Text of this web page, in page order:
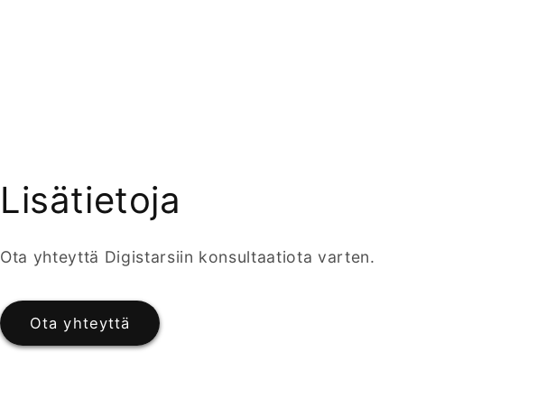
Lisätietoja
Ota yhteyttä Digistarsiin konsultaatiota varten.
Ota yhteyttä